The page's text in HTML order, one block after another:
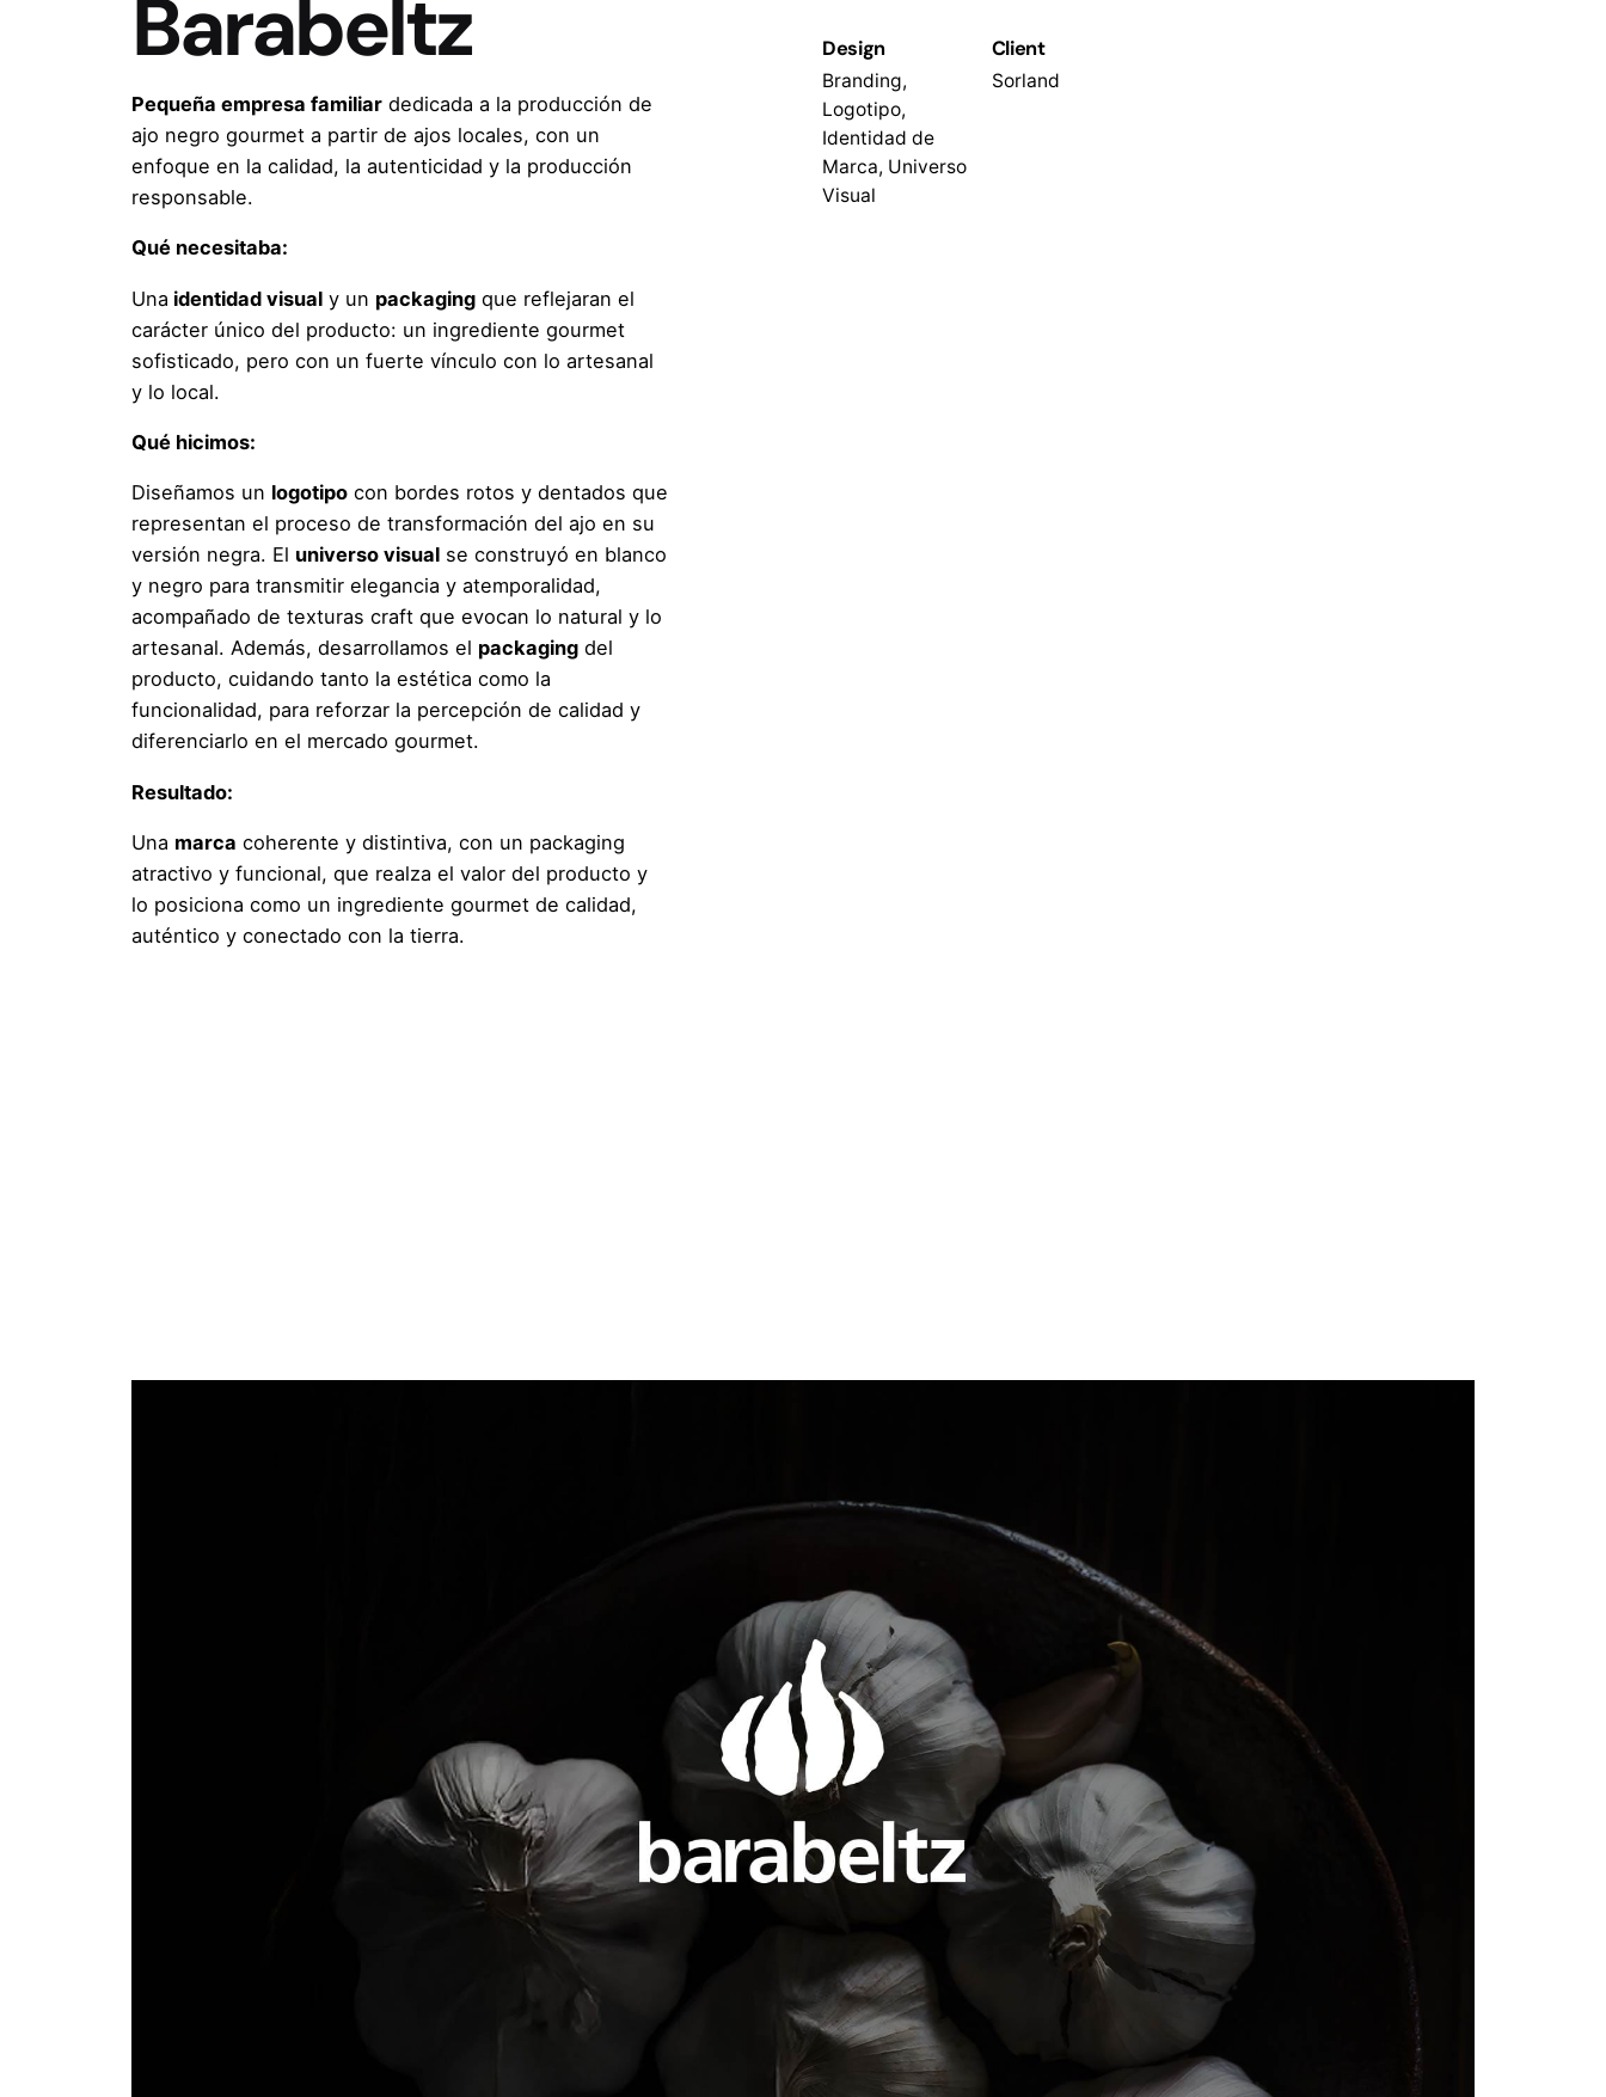
Barabeltz
Pequeña empresa familiar dedicada a la producción de
ajo negro gourmet a partir de ajos locales, con un
enfoque en la calidad, la autenticidad y la producción
responsable.
Qué necesitaba:
Una identidad visual y un packaging que reflejaran el
carácter único del producto: un ingrediente gourmet
sofisticado, pero con un fuerte vínculo con lo artesanal
y lo local.
Qué hicimos:
Diseñamos un logotipo con bordes rotos y dentados que
representan el proceso de transformación del ajo en su
versión negra. El universo visual se construyó en blanco
y negro para transmitir elegancia y atemporalidad,
acompañado de texturas craft que evocan lo natural y lo
artesanal. Además, desarrollamos el packaging del
producto, cuidando tanto la estética como la
funcionalidad, para reforzar la percepción de calidad y
diferenciarlo en el mercado gourmet.
Resultado:
Una marca coherente y distintiva, con un packaging
atractivo y funcional, que realza el valor del producto y
lo posiciona como un ingrediente gourmet de calidad,
auténtico y conectado con la tierra.
Design
Branding,
Logotipo,
Identidad de
Marca, Universo
Visual
Client
Sorland